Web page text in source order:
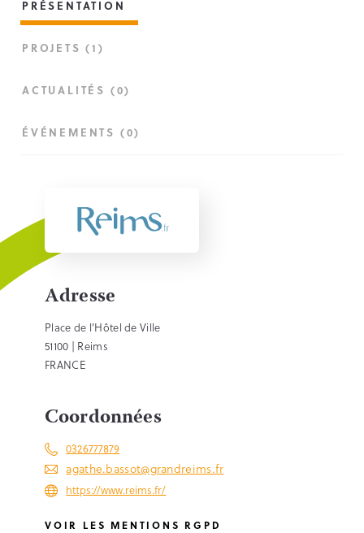
PRÉSENTATION
PROJETS (1)
ACTUALITÉS (0)
ÉVÉNEMENTS (0)
Adresse
Place de l'Hôtel de Ville
51100 | Reims
FRANCE
Coordonnées
0326777879
agathe.bassot@grandreims.fr
https://www.reims.fr/
VOIR LES MENTIONS RGPD